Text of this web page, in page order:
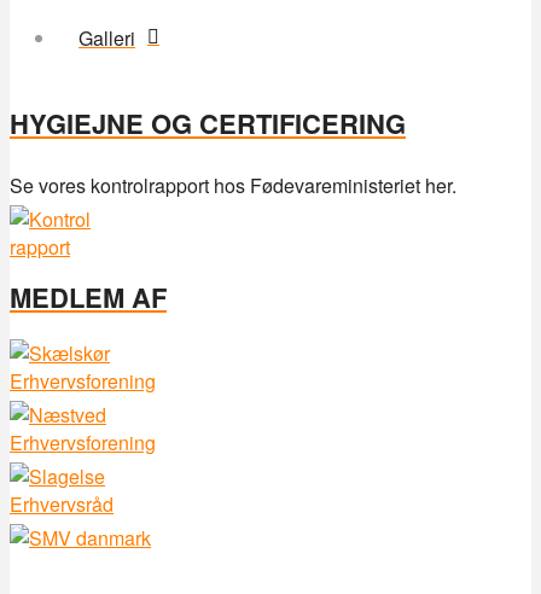
Galleri
HYGIEJNE OG CERTIFICERING
Se vores kontrolrapport hos Fødevareministeriet her.
MEDLEM AF